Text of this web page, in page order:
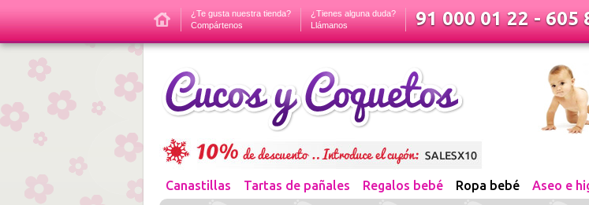
¿Te gusta nuestra tienda?
Compártenos
¿Tienes alguna duda?
Llámanos
91 000 01 22 - 605
Canastillas Tartas de pañales Regalos bebé Ropa bebé Aseo e